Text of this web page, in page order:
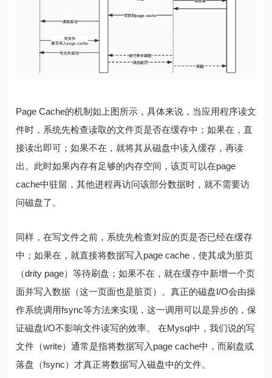
Page Cache的机制如上图所示，具体来说，当应用程序读文
件时，系统先检查读取的文件页是否在缓存中；如果在，直
接读出即可；如果不在，就将其从磁盘中读入缓存，再读
出。此时如果内存有足够的内存空间，该页可以在page
cache中驻留，其他进程再访问该部分数据时，就不需要访
问磁盘了。
同样，在写文件之前，系统先检查对应的页是否已经在缓存
中；如果在，就直接将数据写入page cache，使其成为脏页
（drity page）等待刷盘；如果不在，就在缓存中新增一个页
面并写入数据（这一页面也是脏页）。真正的磁盘I/O会由操
作系统调用fsync等方法来实现，这一调用可以是异步的，保
证磁盘I/O不影响文件读写的效率。 在Mysql中，我们说的写
文件（write）通常是指将数据写入page cache中，而刷盘或
落盘（fsync）才真正将数据写入磁盘中的文件。